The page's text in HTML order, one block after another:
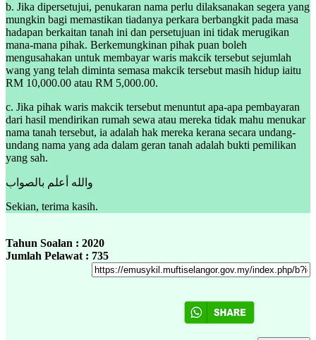
b. Jika dipersetujui, penukaran nama perlu dilaksanakan segera yang
mungkin bagi memastikan tiadanya perkara berbangkit pada masa
hadapan berkaitan tanah ini dan persetujuan ini tidak merugikan
mana-mana pihak. Berkemungkinan pihak puan boleh
mengusahakan untuk membayar waris makcik tersebut sejumlah
wang yang telah diminta semasa makcik tersebut masih hidup iaitu
RM 10,000.00 atau RM 5,000.00.
c. Jika pihak waris makcik tersebut menuntut apa-apa pembayaran
dari hasil mendirikan rumah sewa atau mereka tidak mahu menukar
nama tanah tersebut, ia adalah hak mereka kerana secara undang-
undang nama yang ada dalam geran tanah adalah bukti pemilikan
yang sah.
والله أعلم بالصواب
Sekian, terima kasih.
Tahun Soalan : 2020
Jumlah Pelawat : 735